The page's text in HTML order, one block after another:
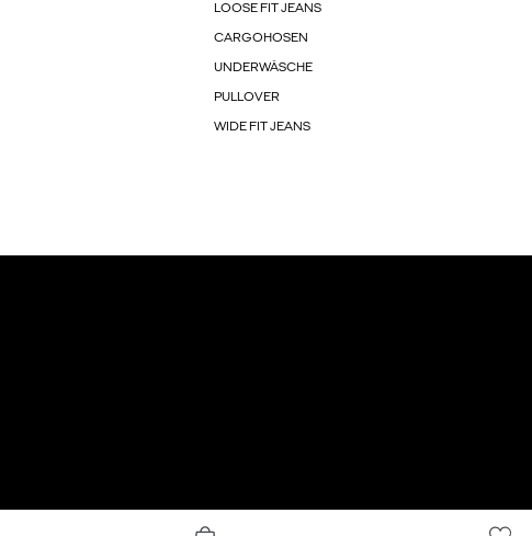
LOOSE FIT JEANS
CARGOHOSEN
UNDERWÄSCHE
PULLOVER
WIDE FIT JEANS